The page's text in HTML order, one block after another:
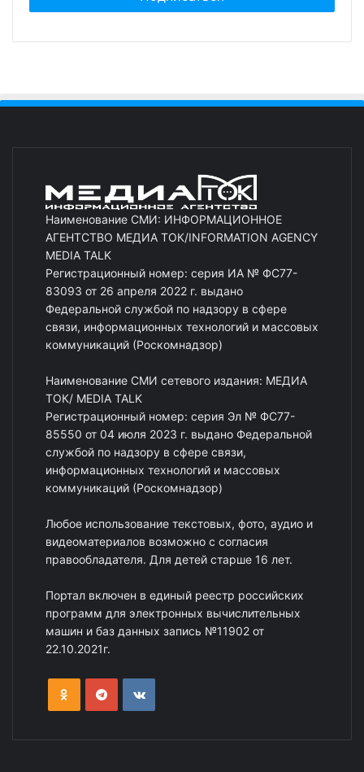
Наименование СМИ: ИНФОРМАЦИОННОЕ
АГЕНТСТВО МЕДИА ТОК/INFORMATION AGENCY
MEDIA TALK
Регистрационный номер: серия ИА № ФС77-
83093 от 26 апреля 2022 г. выдано
Федеральной службой по надзору в сфере
связи, информационных технологий и массовых
коммуникаций (Роскомнадзор)
Наименование СМИ сетевого издания: МЕДИА
ТОК/ MEDIA TALK
Регистрационный номер: серия Эл № ФС77-
85550 от 04 июля 2023 г. выдано Федеральной
службой по надзору в сфере связи,
информационных технологий и массовых
коммуникаций (Роскомнадзор)
Любое использование текстовых, фото, аудио и
видеоматериалов возможно с согласия
правообладателя. Для детей старше 16 лет.
Портал включен в единый реестр российских
программ для электронных вычислительных
машин и баз данных запись №11902 от
22.10.2021г.